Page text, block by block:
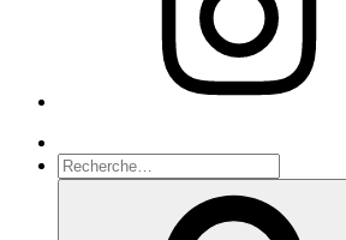
Recherche
pour